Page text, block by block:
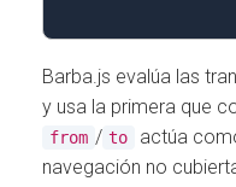
Barba.js evalúa las
y usa la primera que
from / to actúa
navegación no